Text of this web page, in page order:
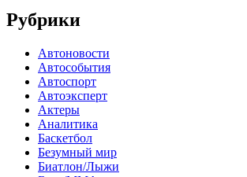
Рубрики
Автоновости
Автособытия
Автоспорт
Автоэксперт
Актеры
Аналитика
Баскетбол
Безумный мир
Биатлон/Лыжи